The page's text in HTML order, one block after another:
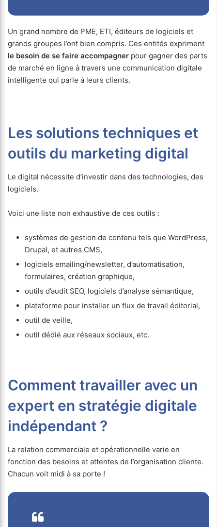
Un grand nombre de PME, ETI, éditeurs de logiciels et
grands groupes l’ont bien compris. Ces entités expriment
le besoin de se faire accompagner pour gagner des parts
de marché en ligne à travers une communication digitale
intelligente qui parle à leurs clients.
Les solutions techniques et
outils du marketing digital
Le digital nécessite d’investir dans des technologies, des
logiciels.
Voici une liste non exhaustive de ces outils :
systèmes de gestion de contenu tels que WordPress,
Drupal, et autres CMS,
logiciels emailing/newsletter, d’automatisation,
formulaires, création graphique,
outils d’audit SEO, logiciels d’analyse sémantique,
plateforme pour installer un flux de travail éditorial,
outil de veille,
outil dédié aux réseaux sociaux, etc.
Comment travailler avec un
expert en stratégie digitale
indépendant ?
La relation commerciale et opérationnelle varie en
fonction des besoins et attentes de l’organisation cliente.
Chacun voit midi à sa porte !